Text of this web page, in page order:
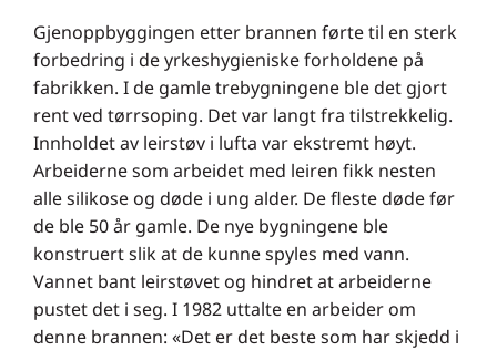
Gjenoppbyggingen etter brannen førte til en sterk
forbedring i de yrkeshygieniske forholdene på
fabrikken. I de gamle trebygningene ble det gjort
rent ved tørrsoping. Det var langt fra tilstrekkelig.
Innholdet av leirstøv i lufta var ekstremt høyt.
Arbeiderne som arbeidet med leiren fikk nesten
alle silikose og døde i ung alder. De fleste døde før
de ble 50 år gamle. De nye bygningene ble
konstruert slik at de kunne spyles med vann.
Vannet bant leirstøvet og hindret at arbeiderne
pustet det i seg. I 1982 uttalte en arbeider om
denne brannen: «Det er det beste som har skjedd i